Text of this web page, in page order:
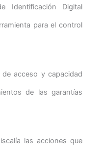
Identificación Digital
para el control
acceso y capacidad
de las garantías
las acciones que